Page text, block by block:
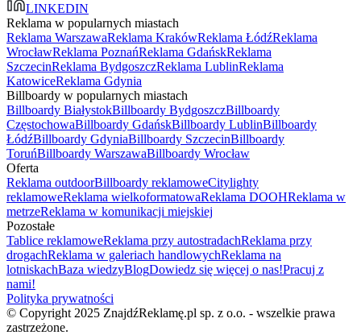
LINKEDIN
Reklama w popularnych miastach
Reklama WarszawaReklama KrakówReklama ŁódźReklama
WrocławReklama PoznańReklama GdańskReklama
SzczecinReklama BydgoszczReklama LublinReklama
KatowiceReklama Gdynia
Billboardy w popularnych miastach
Billboardy BiałystokBillboardy BydgoszczBillboardy
CzęstochowaBillboardy GdańskBillboardy LublinBillboardy
ŁódźBillboardy GdyniaBillboardy SzczecinBillboardy
ToruńBillboardy WarszawaBillboardy Wrocław
Oferta
Reklama outdoorBillboardy reklamoweCitylighty
reklamoweReklama wielkoformatowaReklama DOOHReklama w
metrzeReklama w komunikacji miejskiej
Pozostałe
Tablice reklamoweReklama przy autostradachReklama przy
drogachReklama w galeriach handlowychReklama na
lotniskachBaza wiedzyBlogDowiedz się więcej o nas!Pracuj z
nami!
Polityka prywatności
© Copyright 2025 ZnajdźReklamę.pl sp. z o.o. - wszelkie prawa
zastrzeżone.